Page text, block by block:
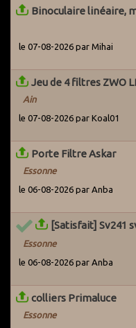
Binoculaire linéaire,
le 07-08-2026 par Mihai
Jeu de 4 filtres ZWO
Ain
le 07-08-2026 par Koal01
Porte Filtre Askar
Essonne
le 06-08-2026 par Anba
[Satisfait] Sv241
Essonne
le 06-08-2026 par Anba
colliers Primaluce
Essonne